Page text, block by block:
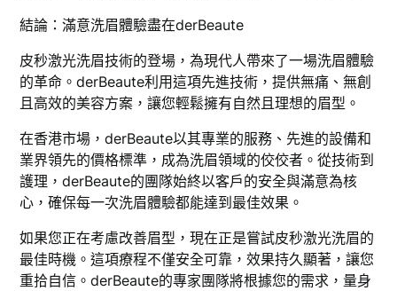
結論：滿意洗眉體驗盡在derBeaute
皮秒激光洗眉技術的登場，為現代人帶來了一場洗眉體驗
的革命。derBeaute利用這項先進技術，提供無痛、無創
且高效的美容方案，讓您輕鬆擁有自然且理想的眉型。
在香港市場，derBeaute以其專業的服務、先進的設備和
業界領先的價格標準，成為洗眉領域的佼佼者。從技術到
護理，derBeaute的團隊始終以客戶的安全與滿意為核
心，確保每一次洗眉體驗都能達到最佳效果。
如果您正在考慮改善眉型，現在正是嘗試皮秒激光洗眉的
最佳時機。這項療程不僅安全可靠，效果持久顯著，讓您
重拾自信。derBeaute的專家團隊將根據您的需求，量身